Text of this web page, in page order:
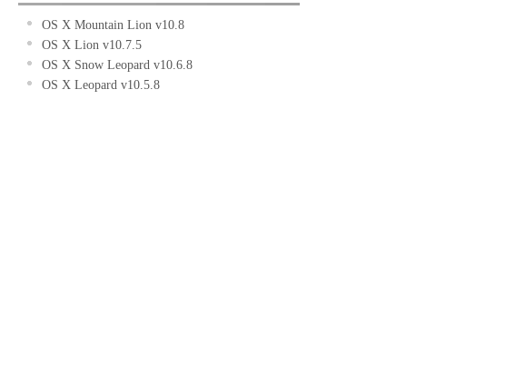
OS X Mountain Lion v10.8
OS X Lion v10.7.5
OS X Snow Leopard v10.6.8
OS X Leopard v10.5.8